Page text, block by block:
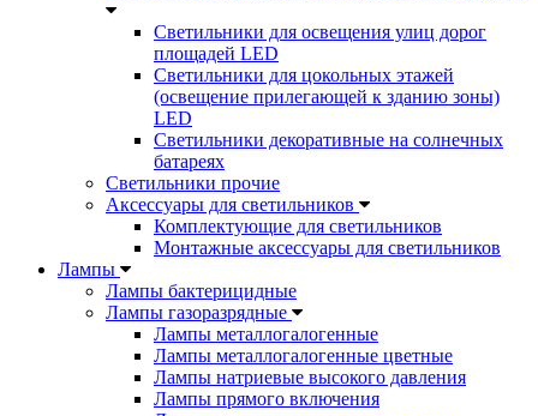
Светильники для освещения улиц дорог
площадей LED
Светильники для цокольных этажей
(освещение прилегающей к зданию зоны)
LED
Светильники декоративные на солнечных
батареях
Светильники прочие
Аксессуары для светильников
Комплектующие для светильников
Монтажные аксессуары для светильников
Лампы
Лампы бактерицидные
Лампы газоразрядные
Лампы металлогалогенные
Лампы металлогалогенные цветные
Лампы натриевые высокого давления
Лампы прямого включения